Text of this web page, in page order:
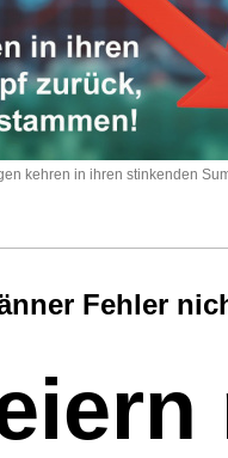
kehren in ihren stinkenden
Fehler